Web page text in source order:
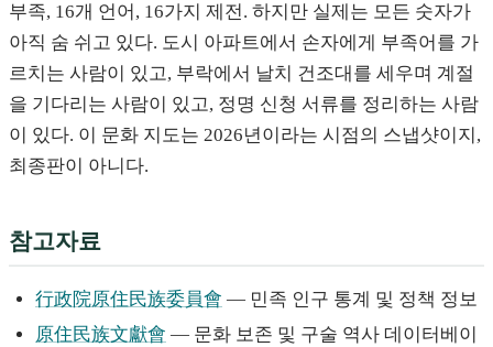
부족, 16개 언어, 16가지 제전. 하지만 실제는 모든 숫자가
아직 숨 쉬고 있다. 도시 아파트에서 손자에게 부족어를 가
르치는 사람이 있고, 부락에서 날치 건조대를 세우며 계절
을 기다리는 사람이 있고, 정명 신청 서류를 정리하는 사람
이 있다. 이 문화 지도는 2026년이라는 시점의 스냅샷이지,
최종판이 아니다.
참고자료
行政院原住民族委員會 — 민족 인구 통계 및 정책 정보
原住民族文獻會 — 문화 보존 및 구술 역사 데이터베이